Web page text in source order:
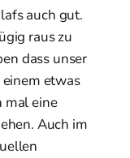
auch gut.
raus zu
dass unser
etwas
mal eine
Auch im